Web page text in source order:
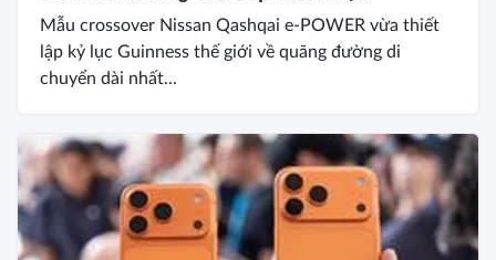
Mẫu crossover Nissan Qashqai e-POWER vừa thiết
lập kỷ lục Guinness thế giới về quãng đường di
chuyển dài nhất...